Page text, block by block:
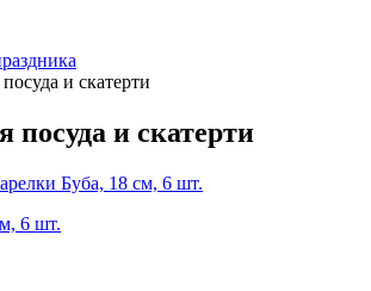
и скатерти
посуда и скатерти
6 шт.